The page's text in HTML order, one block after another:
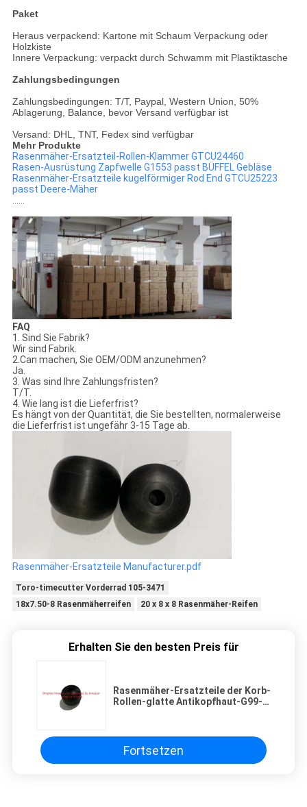
Paket
Heraus verpackend: Kartone mit Schaum Verpackung oder
Holzkiste
Innere Verpackung: verpackt durch Schwamm mit Plastiktasche
Zahlungsbedingungen
Zahlungsbedingungen: T/T, Paypal, Western Union, 50%
Ablagerung, Balance, bevor Versand verfügbar ist
Versand: DHL, TNT, Fedex sind verfügbar
Mehr Produkte
Rasenmäher-Ersatzteil-Rollen-Klammer GTCU24460
Rasen-Ausrüstung Zapfwelle G1553 passt BÜFFEL Gebläse
Rasenmäher-Ersatzteile kugelförmiger Rod End GTCU25223
passt Deere-Mäher
......
FAQ
1. Sind Sie Fabrik?
Wir sind Fabrik.
2.Can machen, Sie OEM/ODM anzunehmen?
Ja.
3. Was sind Ihre Zahlungsfristen?
T/T.
4. Wie lang ist die Lieferfrist?
Es hängt von der Quantität, die Sie bestellten, normalerweise
die Lieferfrist ist ungefähr 3-15 Tage ab.
Rasenmäher-Ersatzteile Manufacturer.pdf
Toro-timecutter Vorderrad 105-3471
18x7.50-8 Rasenmäherreifen
20 x 8 x 8 Rasenmäher-Reifen
Erhalten Sie den besten Preis für
Rasenmäher-Ersatzteile der Korb-
Rollen-glatte Antikopfhaut-G99-
Fortsetzen